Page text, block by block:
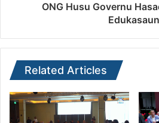
ONG Husu Governu
Edukasaun
Related Articles